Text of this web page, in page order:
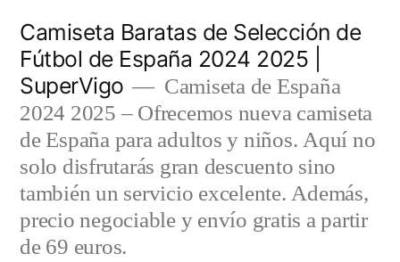
contenido
Camiseta Baratas de Selección de
Fútbol de España 2024 2025 |
SuperVigo
Camiseta de España
2024 2025 – Ofrecemos nueva camiseta
de España para adultos y niños. Aquí no
solo disfrutarás gran descuento sino
también un servicio excelente. Además,
precio negociable y envío gratis a partir
de 69 euros.